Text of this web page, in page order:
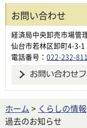
お問い合わせ
経済局中央卸売市場管
仙台市若林区卸町4-3-1
電話番号： 022-232-
ホーム > くらしの情報
過去のお知らせ